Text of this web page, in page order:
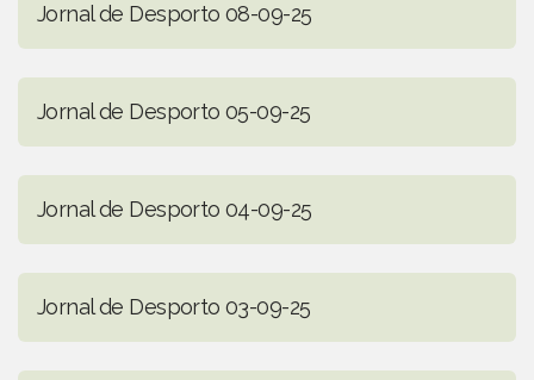
Jornal de Desporto 08-09-25
Jornal de Desporto 05-09-25
Jornal de Desporto 04-09-25
Jornal de Desporto 03-09-25